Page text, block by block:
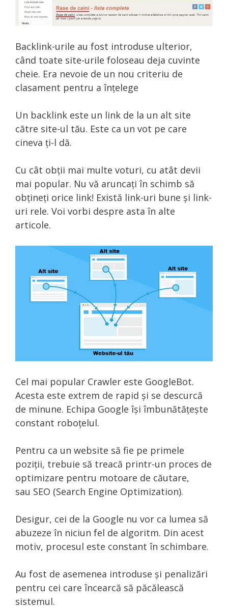
Backlink-urile au fost introduse ulterior,
când toate site-urile foloseau deja cuvinte
cheie. Era nevoie de un nou criteriu de
clasament pentru a înțelege
Un backlink este un link de la un alt site
către site-ul tău. Este ca un vot pe care
cineva ți-l dă.
Cu cât obții mai multe voturi, cu atât devii
mai popular. Nu vă aruncați în schimb să
obțineți orice link! Există link-uri bune și link-
uri rele. Voi vorbi despre asta în alte
articole.
Cel mai popular Crawler este GoogleBot.
Acesta este extrem de rapid și se descurcă
de minune. Echipa Google își îmbunătățește
constant roboțelul.
Pentru ca un website să fie pe primele
poziții, trebuie să treacă printr-un proces de
optimizare pentru motoare de căutare,
sau SEO (Search Engine Optimization).
Desigur, cei de la Google nu vor ca lumea să
abuzeze în niciun fel de algoritm. Din acest
motiv, procesul este constant în schimbare.
Au fost de asemenea introduse și penalizări
pentru cei care încearcă să păcălească
sistemul.